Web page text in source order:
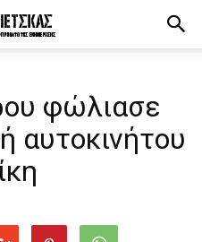
φώλιασε
αυτοκινήτου